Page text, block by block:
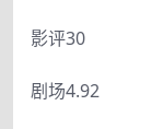
影评30
剧场4.92